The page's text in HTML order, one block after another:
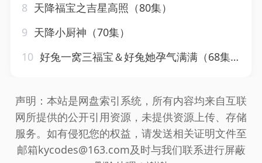
8 天降福宝之吉星高照（80集）
9 天降小厨神（70集）
10 好兔一窝三福宝＆好兔她孕气满满（68集）刘梓恒＆书雪漫
声明：本站是网盘索引系统，所有内容均来自互联
网所提供的公开引用资源，未提供资源上传、存储
服务。如有侵犯您的权益，请发送相关证明文件至
邮箱kycodes@163.com及时与我们联系进行屏蔽